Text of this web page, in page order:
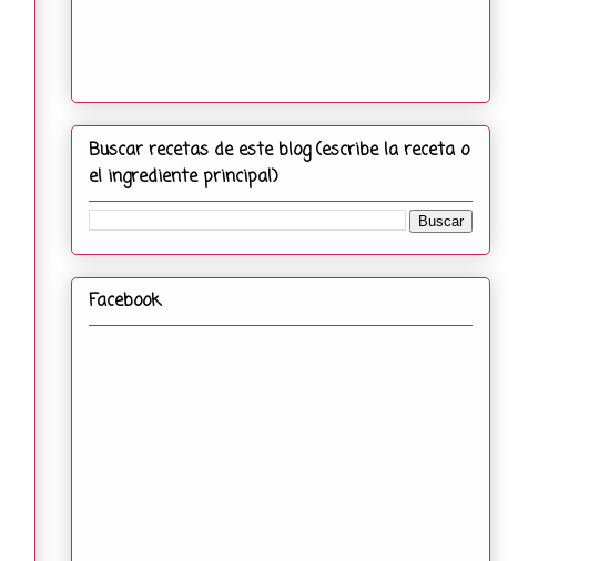
Buscar recetas de este blog (escribe la receta o
el ingrediente principal)
Facebook